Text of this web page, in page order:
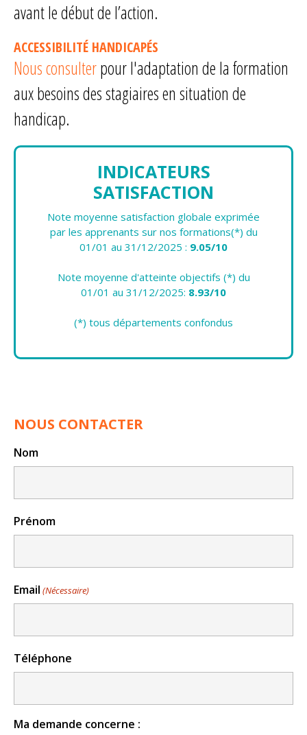
avant le début de l’action.
ACCESSIBILITÉ HANDICAPÉS
Nous consulterpour l'adaptation de la formation
aux besoins des stagiaires en situation de
handicap.
INDICATEURS
SATISFACTION
Note moyenne satisfaction globale exprimée
par les apprenants sur nos formations(*) du
01/01 au 31/12/2025 : 9.05/10
Note moyenne d'atteinte objectifs (*) du
01/01 au 31/12/2025: 8.93/10
(*) tous départements confondus
NOUS CONTACTER
Nom
Prénom
Email (Nécessaire)
Téléphone
Ma demande concerne :